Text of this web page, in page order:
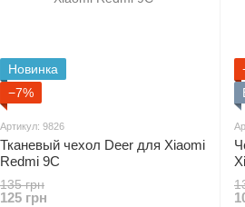
Новинка
−7%
Артикул: 9826
Тканевый чехол Deer для Xiaomi
Redmi 9C
135 грн
125 грн